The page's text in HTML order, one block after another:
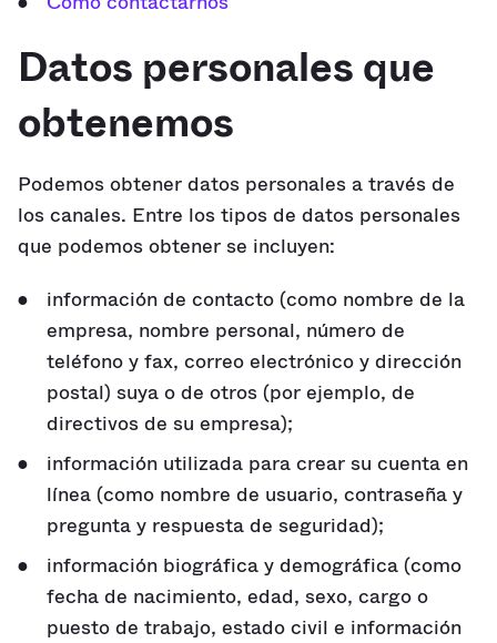
Datos personales que
obtenemos
Podemos obtener datos personales a través de
los canales. Entre los tipos de datos personales
que podemos obtener se incluyen:
información de contacto (como nombre de la
empresa, nombre personal, número de
teléfono y fax, correo electrónico y dirección
postal) suya o de otros (por ejemplo, de
directivos de su empresa);
información utilizada para crear su cuenta en
línea (como nombre de usuario, contraseña y
pregunta y respuesta de seguridad);
información biográfica y demográfica (como
fecha de nacimiento, edad, sexo, cargo o
puesto de trabajo, estado civil e información